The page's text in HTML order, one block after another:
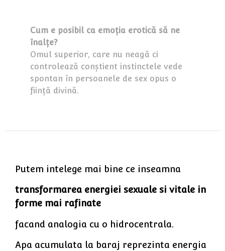
Cum e posibil ca emoția erotică să ne
înalțe?
Omul superior, care nu neagă ci
controlează conștient instinctele vede
spontan în persoanele de sex opus o
ființă divină.
Putem intelege mai bine ce inseamna
transformarea energiei sexuale si vitale in
forme mai rafinate
facand analogia cu o hidrocentrala.
Apa acumulata la baraj reprezinta energia